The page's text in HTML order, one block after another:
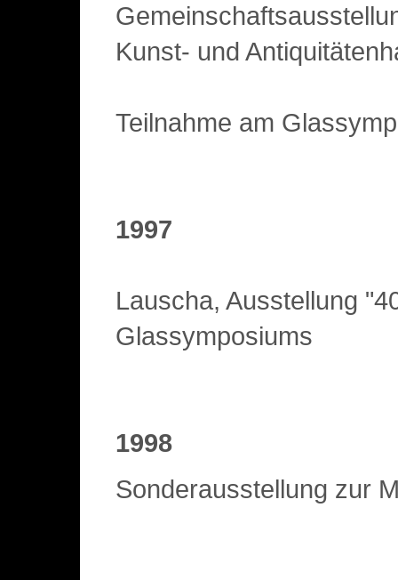
Kunst- und
Teilnahme am
1997
Lauscha, Ausstellung
Glassymposiums
1998
Sonderausstellung zur